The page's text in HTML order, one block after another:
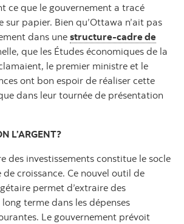
ce que le gouvernement a tracé
papier. Bien qu’Ottawa n’ait pas
dans une structure-cadre de
que les Études économiques de la
le premier ministre et le
ont bon espoir de réaliser cette
dans leur tournée de présentation
L’ARGENT?
des investissements constitue le socle
croissance. Ce nouvel outil de
permet d’extraire des
terme dans les dépenses
Le gouvernement prévoit